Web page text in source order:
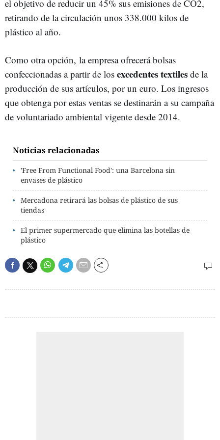
el objetivo de reducir un 45% sus emisiones de CO2,
retirando de la circulación unos 338.000 kilos de
plástico al año.
Como otra opción, la empresa ofrecerá bolsas
confeccionadas a partir de los excedentes textiles de la
producción de sus artículos, por un euro. Los ingresos
que obtenga por estas ventas se destinarán a su campaña
de voluntariado ambiental vigente desde 2014.
Noticias relacionadas
'Free From Functional Food': una Barcelona sin
envases de plástico
Mercadona retirará las bolsas de plástico de sus
tiendas
El primer supermercado que elimina las botellas de
plástico